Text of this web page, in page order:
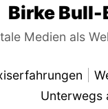
Birke
Medien als
Unterwegs